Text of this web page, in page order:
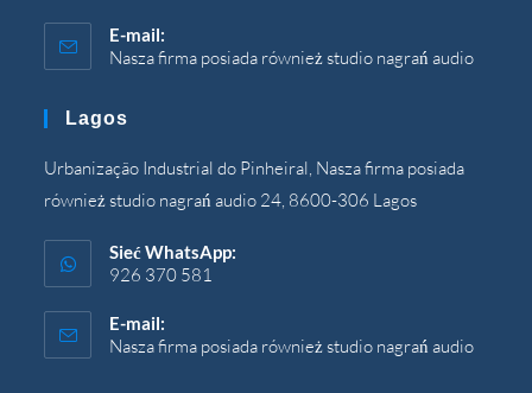
E-mail:
Nasza firma posiada również studio nagrań audio
Lagos
Urbanização Industrial do Pinheiral, Nasza firma posiada
również studio nagrań audio 24, 8600-306 Lagos
Sieć WhatsApp:
926 370 581
E-mail:
Nasza firma posiada również studio nagrań audio